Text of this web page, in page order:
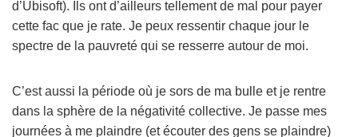
d’Ubisoft). Ils ont d’ailleurs tellement de mal pour payer
cette fac que je rate. Je peux ressentir chaque jour le
spectre de la pauvreté qui se resserre autour de moi.
C’est aussi la période où je sors de ma bulle et je rentre
dans la sphère de la négativité collective. Je passe mes
journées à me plaindre (et écouter des gens se plaindre)